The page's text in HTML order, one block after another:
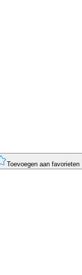
Toevoegen aan favorieten